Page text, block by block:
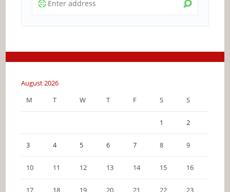
August 2026
M
T W T F S S
1 2
3 4 5 6 7 8 9
10 11 12 13 14 15 16
17 18 19 20 21 22 23